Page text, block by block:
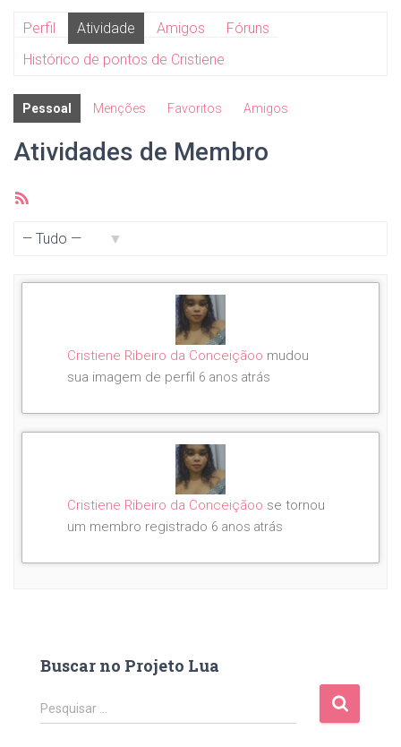
Perfil Atividade Amigos
Fóruns
Histórico de pontos de Cristiene
Pessoal Menções Favoritos Amigos
Atividades de Membro
Cristiene Ribeiro da Conceiçãoo mudou
sua imagem de perfil 6 anos atrás
Cristiene Ribeiro da Conceiçãoo se tornou
um membro registrado 6 anos atrás
Buscar no Projeto Lua
P
e
Pesquisar …